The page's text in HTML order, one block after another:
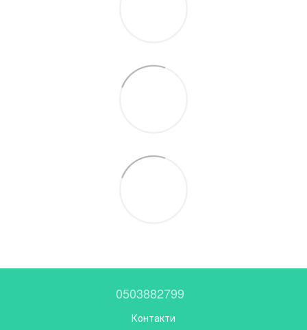
0503882799
Контакти